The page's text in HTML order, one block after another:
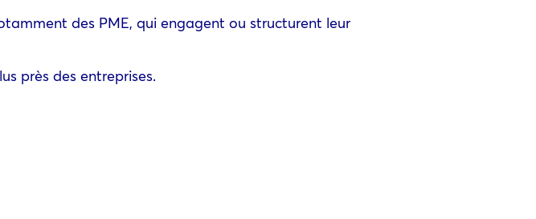
des PME, qui engagent ou structurent leur
près des entreprises.